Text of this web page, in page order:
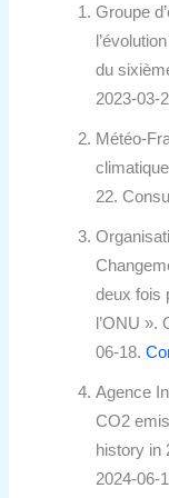
Groupe
du
2023-03-
Météo-
22.
deux fois
l’ONU
06-18.
Agence
CO2
history in
2024-06-